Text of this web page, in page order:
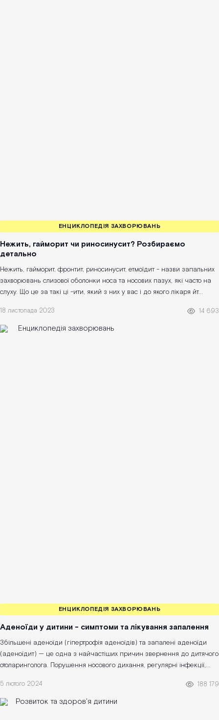
ЕНЦИКЛОПЕДІЯ ЗАХВОРЮВАНЬ
Нежить, гайморит чи риносинусит? Розбираємо
детально
Нежить, гайморит, фронтит, риносинусит, етмоїдит - назви запальних
захворювань слизової оболонки носа та носових пазух, які часто на
слуху. Що це за такі ці -ити, який з них у вас і до якого лікаря йт...
18 листопада 2023 14 693
ЕНЦИКЛОПЕДІЯ ЗАХВОРЮВАНЬ
Аденоїди у дитини - симптоми та лікування запалення
Збільшені аденоїди (гіпертрофія аденоїдів) та запалені аденоїди
(аденоїдит) — це одна з найчастіших причин звернення до дитячого
отоларинголога. Порушення носового дихання, регулярні інфекції,
5 лютого 2024 188 179